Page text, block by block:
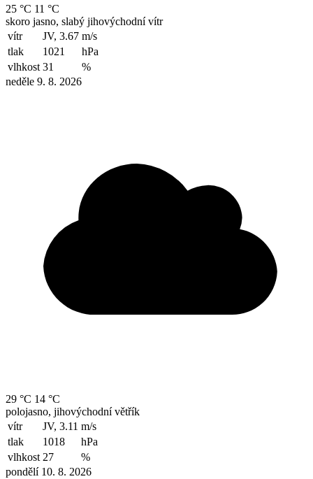
25 °C 11 °C
skoro jasno, slabý jihovýchodní vítr
vítr
JV, 3.67 m/s
tlak
1021
hPa
vlhkost 31
%
neděle 9. 8. 2026
29 °C 14 °C
polojasno, jihovýchodní větřík
vítr
JV, 3.11 m/s
tlak
1018
hPa
vlhkost 27
%
pondělí 10. 8. 2026